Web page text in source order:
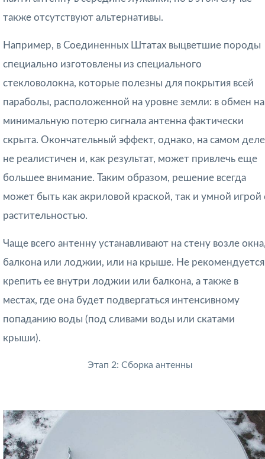
также отсутствуют альтернативы.
Например, в Соединенных Штатах выцветшие породы
специально изготовлены из специального
стекловолокна, которые полезны для покрытия всей
параболы, расположенной на уровне земли: в обмен на
минимальную потерю сигнала антенна фактически
скрыта. Окончательный эффект, однако, на самом деле
не реалистичен и, как результат, может привлечь еще
большее внимание. Таким образом, решение всегда
может быть как акриловой краской, так и умной игрой
растительностью.
Чаще всего антенну устанавливают на стену возле
балкона или лоджии, или на крыше. Не рекомендуется
крепить ее внутри лоджии или балкона, а также в
местах, где она будет подвергаться интенсивному
попаданию воды (под сливами воды или скатами
крыши).
Этап 2: Сборка антенны